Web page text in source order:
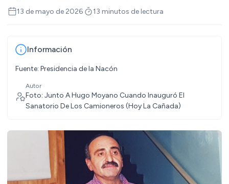
13 de mayo de 2026 13 minutos de lectura
Información
Fuente: Presidencia de la Nacón
Autor
Foto: Junto A Hugo Moyano Cuando Inauguró El
Sanatorio De Los Camioneros (Hoy La Cañada)